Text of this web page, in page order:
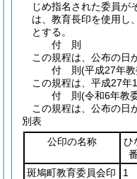
じめ指名された委員が
は、教育長印を使用し
とする。
付 則
この規程は、公布の日
付 則(平成27年
この規程は、平成27年
付 則(令和6年教
この規程は、公布の日
別表
公印の名称
ひ
斑鳩町教育委員会印
1